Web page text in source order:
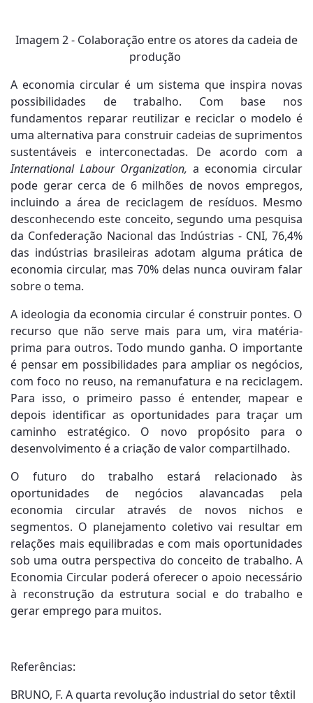
Imagem 2 - Colaboração entre os atores da cadeia de
produção
A economia circular é um sistema que inspira novas
possibilidades de trabalho. Com base nos
fundamentos reparar reutilizar e reciclar o modelo é
uma alternativa para construir cadeias de suprimentos
sustentáveis e interconectadas. De acordo com a
International Labour Organization, a economia circular
pode gerar cerca de 6 milhões de novos empregos,
incluindo a área de reciclagem de resíduos. Mesmo
desconhecendo este conceito, segundo uma pesquisa
da Confederação Nacional das Indústrias - CNI, 76,4%
das indústrias brasileiras adotam alguma prática de
economia circular, mas 70% delas nunca ouviram falar
sobre o tema.
A ideologia da economia circular é construir pontes. O
recurso que não serve mais para um, vira matéria-
prima para outros. Todo mundo ganha. O importante
é pensar em possibilidades para ampliar os negócios,
com foco no reuso, na remanufatura e na reciclagem.
Para isso, o primeiro passo é entender, mapear e
depois identificar as oportunidades para traçar um
caminho estratégico. O novo propósito para o
desenvolvimento é a criação de valor compartilhado.
O futuro do trabalho estará relacionado às
oportunidades de negócios alavancadas pela
economia circular através de novos nichos e
segmentos. O planejamento coletivo vai resultar em
relações mais equilibradas e com mais oportunidades
sob uma outra perspectiva do conceito de trabalho. A
Economia Circular poderá oferecer o apoio necessário
à reconstrução da estrutura social e do trabalho e
gerar emprego para muitos.
Referências:
BRUNO, F. A quarta revolução industrial do setor têxtil